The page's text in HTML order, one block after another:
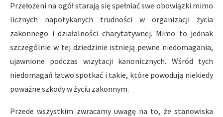
Przełożeni na ogół starają się spełniać swe obowiązki mimo
licznych napotyka­nych trudności w organizacji życia
zakonnego i działalności chary­tatywnej. Mimo to jednak
szczególnie w tej dziedzinie istnieją pew­ne niedomagania,
ujawnione podczas wizytacji kanonicznych. Wśród tych
niedomagań łatwo spotkać i takie, które powodują niekiedy
po­ważne szkody w życiu zakonnym.
Przede wszystkim zwracamy uwagę na to, że stanowiska